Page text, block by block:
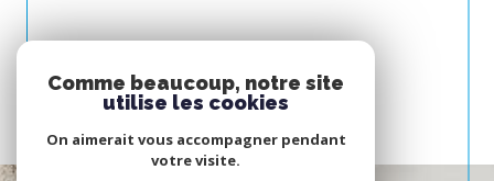
Comme beaucoup, notre site
utilise les cookies
On aimerait vous accompagner pendant
votre visite.